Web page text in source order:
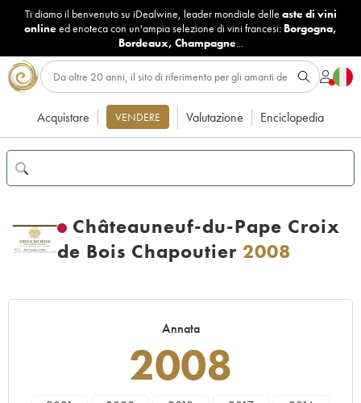
Ti diamo il benvenuto su iDealwine, leader mondiale delle aste di vini
onlineed enoteca con un'ampia selezione di vini francesi: Borgogna,
Bordeaux, Champagne...
Acquistare VENDERE Valutazione Enciclopedia
Châteauneuf-du-Pape Croix
de Bois Chapoutier 2008
Annata
2008